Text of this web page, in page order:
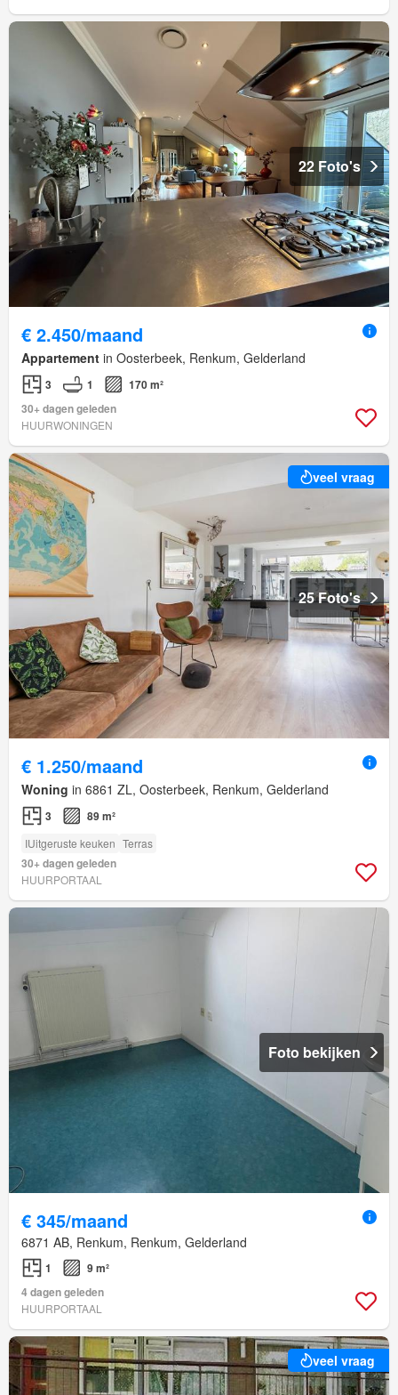
22 Foto's
€ 2.450/maand
Appartement in Oosterbeek, Renkum, Gelderland
3 1
170 m²
30+ dagen geleden
HUURWONINGEN
veel vraag
25 Foto's
€ 1.250/maand
Woning in 6861 ZL, Oosterbeek, Renkum, Gelderland
3 89 m²
IUitgeruste keuken Terras
30+ dagen geleden
HUURPORTAAL
Foto bekijken
€ 345/maand
6871 AB, Renkum, Renkum, Gelderland
1
9 m²
4 dagen geleden
HUURPORTAAL
veel vraag